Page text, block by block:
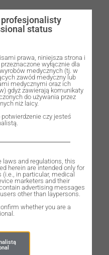
mm, L 16 mm.
status
prawa, niniejsza strona i
wyłącznie dla
medycznych (tj. w
zawód medyczny lub
medycznymi oraz ich
gdyż zawierają komunikaty
do używania przez
niż laicy.
czy jesteś
laws and regulations, this
herein are intended only for
in particular, medical
marketers and their
advertising messages
other than laypersons.
whether you are a